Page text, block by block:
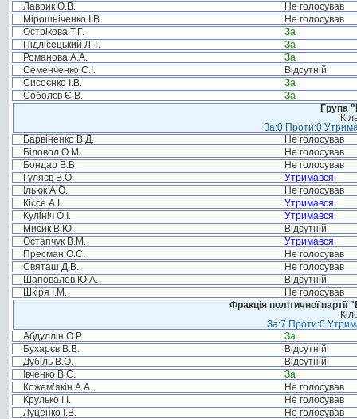
Лаврик О.В.
Не голосував
Мірошніченко І.В.
Не голосував
Острікова Т.Г.
За
Підлісецький Л.Т.
За
Романова А.А.
За
Семенченко С.І.
Відсутній
Сисоєнко І.В.
За
Соболєв Є.В.
За
Група
За:0 Проти:0
Барвіненко В.Д.
Не голосував
Біловол О.М.
Не голосував
Бондар В.В.
Не голосував
Гуляєв В.О.
Утримався
Ільюк А.О.
Не голосував
Кіссе А.І.
Утримався
Кулініч О.І.
Утримався
Мисик В.Ю.
Відсутній
Остапчук В.М.
Утримався
Пресман О.С.
Не голосував
Святаш Д.В.
Не голосував
Шаповалов Ю.А.
Відсутній
Шкіря І.М.
Не голосував
Фракція політичної
За:7 Проти:0
Абдуллін О.Р.
За
Бухарєв В.В.
Відсутній
Дубіль В.О.
Відсутній
Івченко В.Є.
За
Кожем’якін А.А.
Не голосував
Крулько І.І.
Не голосував
Луценко І.В.
Не голосував